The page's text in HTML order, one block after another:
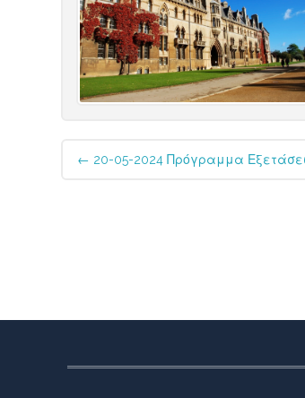
Post
navigation
← 20-05-2024 Πρόγραμμα